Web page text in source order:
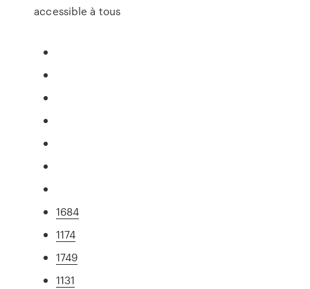
accessible à tous
1684
1174
1749
1131